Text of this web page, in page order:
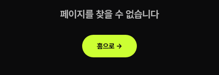
페이지를 찾을 수 없습니다
홈으로 →